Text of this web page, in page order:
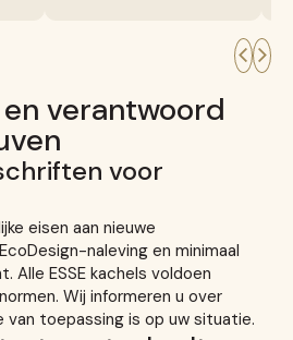
verantwoord
voor
eisen aan nieuwe
naleving en minimaal
Alle ESSE kachels voldoen
Wij informeren u over
toepassing is op uw situatie.